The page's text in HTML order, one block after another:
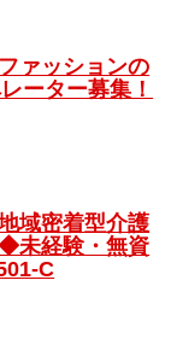
ァッションの
ーター募集！
域密着型介護
未経験・無資
C